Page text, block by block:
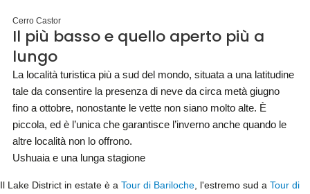
Cerro Castor
Il più basso e quello aperto più a
lungo
La località turistica più a sud del mondo, situata a una latitudine
tale da consentire la presenza di neve da circa metà giugno
fino a ottobre, nonostante le vette non siano molto alte. È
piccola, ed è l’unica che garantisce l’inverno anche quando le
altre località non lo offrono.
Ushuaia e una lunga stagione
Il Lake District in estate è a Tour di Bariloche , l'estremo sud a Tour di